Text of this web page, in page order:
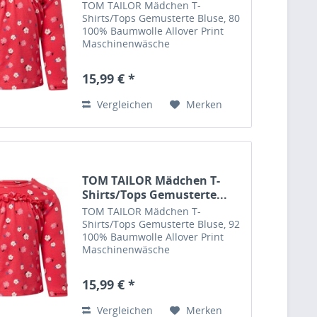
TOM TAILOR Mädchen T-
Shirts/Tops Gemusterte Bluse, 80
100% Baumwolle Allover Print
Maschinenwäsche
15,99 € *
Vergleichen Merken
TOM TAILOR Mädchen T-
Shirts/Tops Gemusterte...
TOM TAILOR Mädchen T-
Shirts/Tops Gemusterte Bluse, 92
100% Baumwolle Allover Print
Maschinenwäsche
15,99 € *
Vergleichen Merken